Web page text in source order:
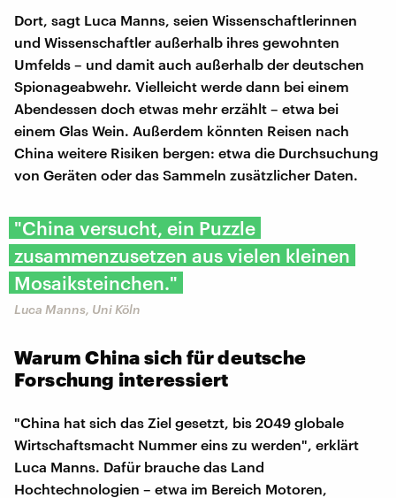
Dort, sagt Luca Manns, seien Wissenschaftlerinnen
und Wissenschaftler außerhalb ihres gewohnten
Umfelds – und damit auch außerhalb der deutschen
Spionageabwehr. Vielleicht werde dann bei einem
Abendessen doch etwas mehr erzählt – etwa bei
einem Glas Wein. Außerdem könnten Reisen nach
China weitere Risiken bergen: etwa die Durchsuchung
von Geräten oder das Sammeln zusätzlicher Daten.
"China versucht, ein Puzzle
zusammenzusetzen aus vielen kleinen
Mosaiksteinchen."
Luca Manns, Uni Köln
Warum China sich für deutsche
Forschung interessiert
"China hat sich das Ziel gesetzt, bis 2049 globale
Wirtschaftsmacht Nummer eins zu werden", erklärt
Luca Manns. Dafür brauche das Land
Hochtechnologien – etwa im Bereich Motoren,